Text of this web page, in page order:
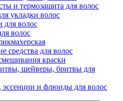
и термозащита для волос
укладки волос
для волос
волос
средства для волос
краски
шейверы, бритвы для
и флюиды для волос